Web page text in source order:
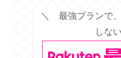
＼ 最強プランで
しな